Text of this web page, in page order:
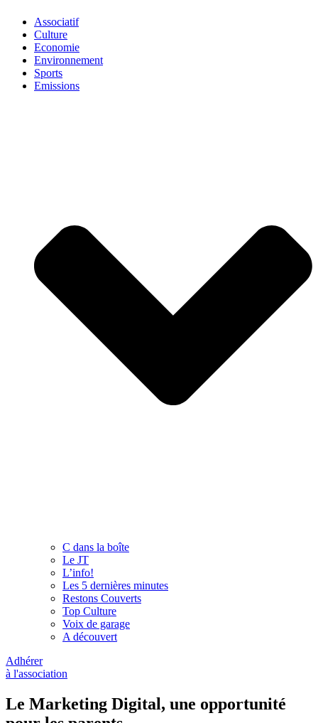
Associatif
Culture
Economie
Environnement
Sports
Emissions
C dans la boîte
Le JT
L’info!
Les 5 dernières minutes
Restons Couverts
Top Culture
Voix de garage
A découvert
Adhérer
à l'association
Le Marketing Digital, une opportunité